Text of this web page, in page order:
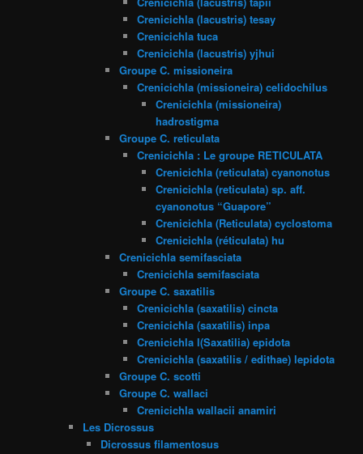
Crenicichla (lacustris) tesay
Crenicichla tuca
Crenicichla (lacustris) yjhui
Groupe C. missioneira
Crenicichla (missioneira) celidochilus
Crenicichla (missioneira)
hadrostigma
Groupe C. reticulata
Crenicichla : Le groupe RETICULATA
Crenicichla (reticulata) cyanonotus
Crenicichla (reticulata) sp. aff.
cyanonotus “Guapore”
Crenicichla (Reticulata) cyclostoma
Crenicichla (réticulata) hu
Crenicichla semifasciata
Crenicichla semifasciata
Groupe C. saxatilis
Crenicichla (saxatilis) cincta
Crenicichla (saxatilis) inpa
Crenicichla l(Saxatilia) epidota
Crenicichla (saxatilis / edithae) lepidota
Groupe C. scotti
Groupe C. wallaci
Crenicichla wallacii anamiri
Les Dicrossus
Dicrossus filamentosus